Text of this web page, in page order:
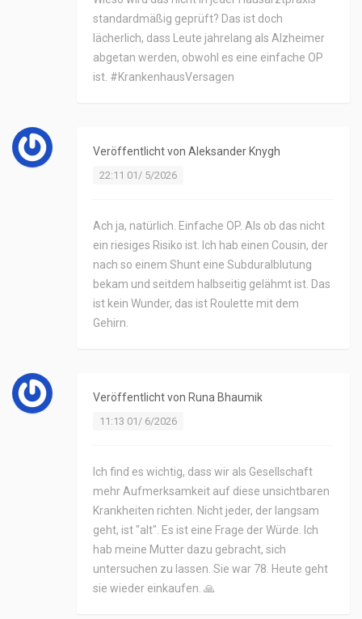
standardmäßig geprüft? Das ist doch
lächerlich, dass Leute jahrelang als Alzheimer
abgetan werden, obwohl es eine einfache OP
ist. #KrankenhausVersagen
Veröffentlicht von Aleksander Knygh
22:11 01/ 5/2026
Ach ja, natürlich. Einfache OP. Als ob das nicht
ein riesiges Risiko ist. Ich hab einen Cousin, der
nach so einem Shunt eine Subduralblutung
bekam und seitdem halbseitig gelähmt ist. Das
ist kein Wunder, das ist Roulette mit dem
Gehirn.
Veröffentlicht von Runa Bhaumik
11:13 01/ 6/2026
Ich find es wichtig, dass wir als Gesellschaft
mehr Aufmerksamkeit auf diese unsichtbaren
Krankheiten richten. Nicht jeder, der langsam
geht, ist "alt". Es ist eine Frage der Würde. Ich
hab meine Mutter dazu gebracht, sich
untersuchen zu lassen. Sie war 78. Heute geht
sie wieder einkaufen. 🙏